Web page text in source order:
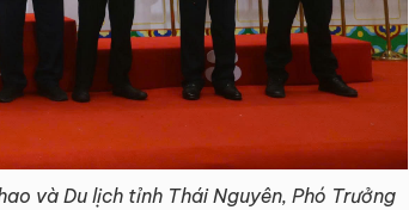
và Du lịch tỉnh Thái Nguyên, Phó Trưởng